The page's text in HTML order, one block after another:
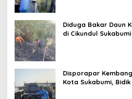
Diduga Bakar Daun
di Cikundul
Disporapar
Kota Sukabumi,